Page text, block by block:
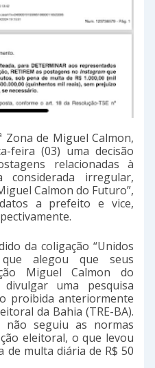
Zona de Miguel Calmon,
feira (03) uma decisão
relacionadas à
considerada irregular,
Calmon do Futuro”,
a prefeito e vice,
da coligação “Unidos
alegou que seus
Miguel Calmon do
uma pesquisa
proibida anteriormente
da Bahia (TRE-BA).
não seguiu as normas
eleitoral, o que levou
de multa diária de R$ 50